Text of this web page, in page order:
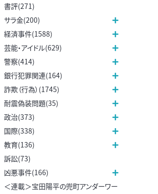
書評(271)
サラ金(200)
経済事件(1588)
芸能・アイドル(629)
警察(414)
銀行犯罪関連(164)
詐欺（行為）(1745)
耐震偽装問題(35)
政治(373)
国際(338)
教育(136)
訴訟(73)
凶悪事件(166)
＜連載＞宝田陽平の兜町アンダーワー